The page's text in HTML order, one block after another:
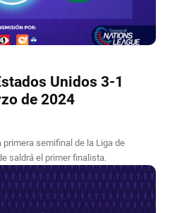
Unidos 3-1
de 2024
primera semifinal de la Liga de
saldrá el primer finalista.